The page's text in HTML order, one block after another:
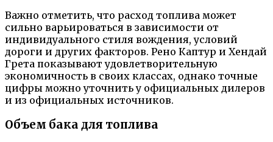
Важно отметить, что расход топлива может
сильно варьироваться в зависимости от
индивидуального стиля вождения, условий
дороги и других факторов. Рено Каптур и Хендай
Грета показывают удовлетворительную
экономичность в своих классах, однако точные
цифры можно уточнить у официальных дилеров
и из официальных источников.
Объем бака для топлива